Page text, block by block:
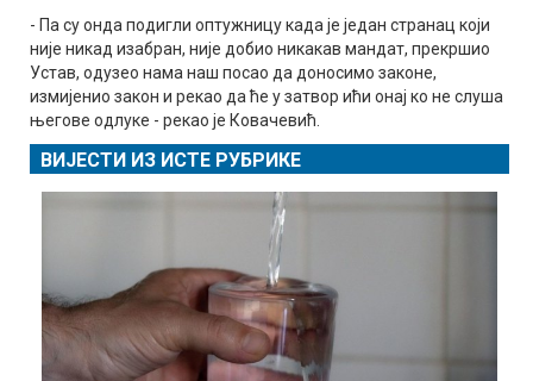
- Па су онда подигли оптужницу када је један странац који
није никад изабран, није добио никакав мандат, прекршио
Устав, одузео нама наш посао да доносимо законе,
измијенио закон и рекао да ће у затвор ићи онај ко не слуша
његове одлуке - рекао је Ковачевић.
ВИЈЕСТИ ИЗ ИСТЕ РУБРИКЕ